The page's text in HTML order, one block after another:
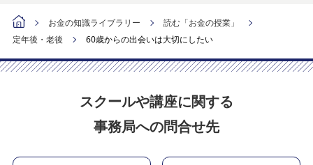
お金の知識ライブラリー
読む「お金の授業」
定年後・老後
60歳からの出会いは大切にしたい
スクールや講座に関する
事務局への問合せ先